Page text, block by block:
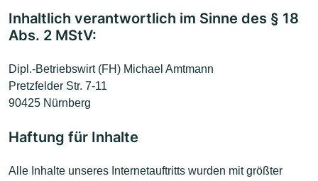
Inhaltlich verantwortlich im Sinne des § 18
Abs. 2 MStV:
Dipl.-Betriebswirt (FH) Michael Amtmann
Pretzfelder Str. 7-11
90425 Nürnberg
Haftung für Inhalte
Alle Inhalte unseres Internetauftritts wurden mit größter